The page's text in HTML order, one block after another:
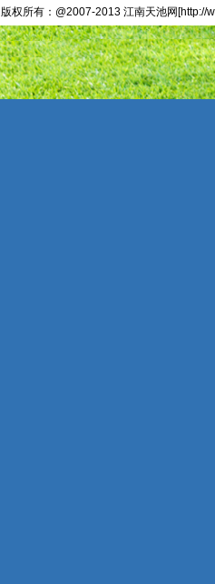
版权所有：@2007-2013 江南天池网[http://